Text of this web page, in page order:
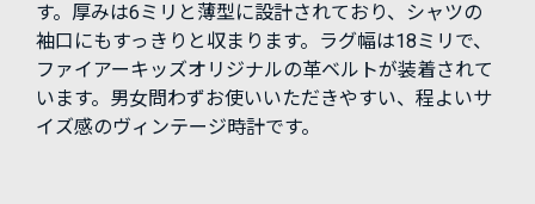
す。厚みは6ミリと薄型に設計されており、シャツの
袖口にもすっきりと収まります。ラグ幅は18ミリで、
ファイアーキッズオリジナルの革ベルトが装着されて
います。男女問わずお使いいただきやすい、程よいサ
イズ感のヴィンテージ時計です。